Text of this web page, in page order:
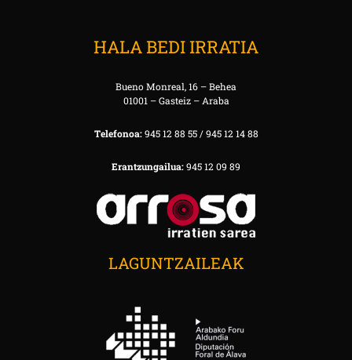
HALA BEDI IRRATIA
Bueno Monreal, 16 – Behea
01001 – Gasteiz – Araba
Telefonoa:945 12 88 55 / 945 12 14 88
Erantzungailua:945 12 09 89
LAGUNTZAILEAK